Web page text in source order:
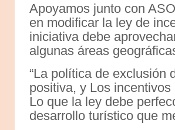
Apoyamos junto con
en modificar la ley de
iniciativa debe
algunas áreas
“La política de exclusión
positiva, y Los
Lo que la ley debe
desarrollo turístico que